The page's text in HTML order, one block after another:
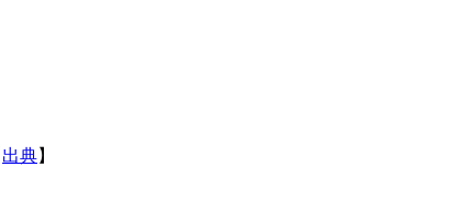
出典】